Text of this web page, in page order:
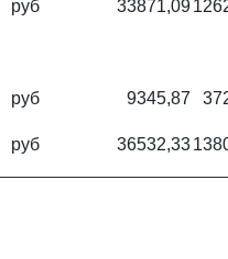
руб 33871,09
руб 9345,87
руб 36532,33